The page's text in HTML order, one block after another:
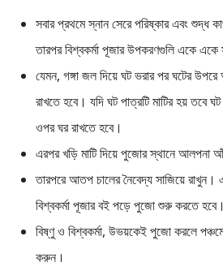
সবার প্রথমে স্নান সেরে পরিষ্কার এবং শুদ্ধ
তারপর বিশ্বকর্মা পূজার উপকরণগুলি একে একে
যেমন, গঙ্গা জল দিয়ে ঘট ভরার পর ঘটের
রাখতে হবে। যদি ঘট পাত্রটি মাটির হয় তবে
ওপর ঘর রাখতে হবে।
এরপর খড়ি মাটি দিয়ে পুজোর স্থানে আলপনা
তারপরে আতপ চালের নৈবেদ্য সাজিয়ে রাখুন।
বিশ্বকর্মা পূজার বই পড়ে পুজো শুরু করতে হবে।
বিষ্ণু ও বিশ্বকর্মা, উভয়কেই পুজো করলে
করুন।